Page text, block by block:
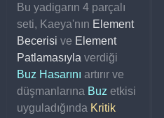
Bu yadigarın 4 parçalı
seti, Kaeya'nın Element
Becerisi ve Element
Patlamasıyla verdiği
Buz Hasarını artırır ve
düşmanlarına Buz etkisi
uyguladığında Kritik